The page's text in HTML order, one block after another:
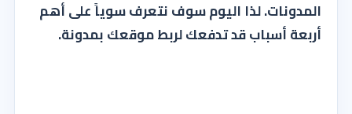
المدونات. لذا اليوم سوف نتعرف سوياً على أهم
أربعة أسباب قد تدفعك لربط موقعك بمدونة.